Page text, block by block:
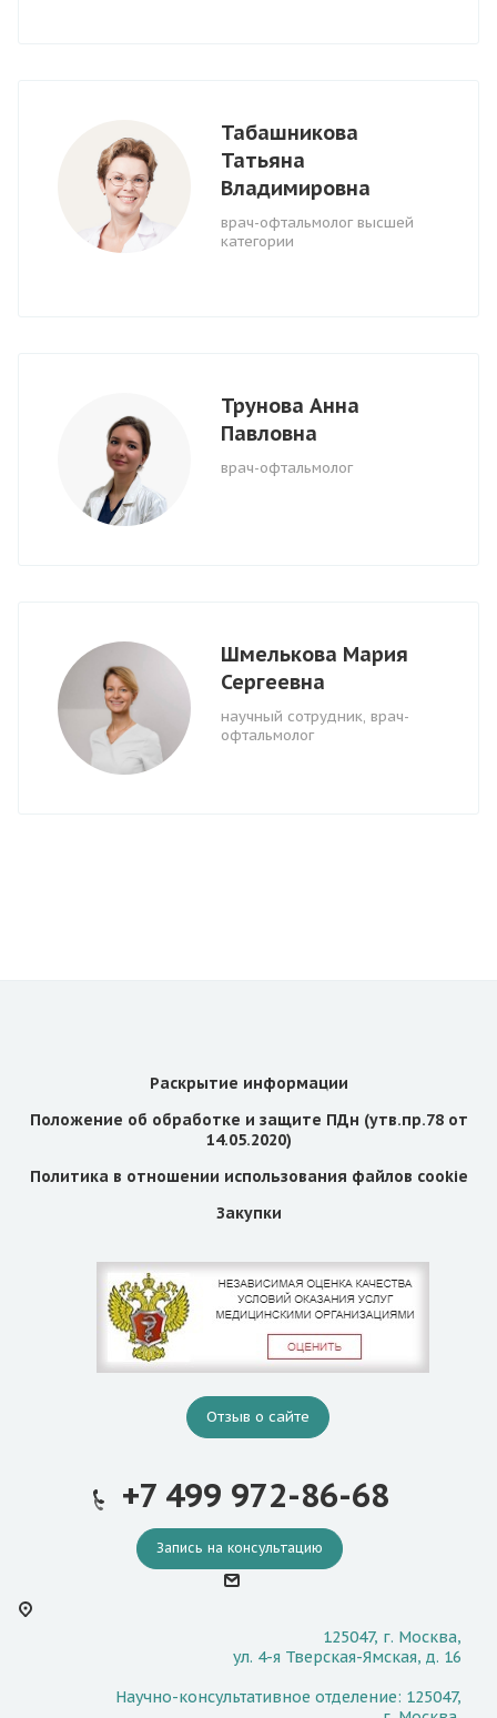
Табашникова
Татьяна
Владимировна
врач-офтальмолог высшей
категории
Трунова Анна
Павловна
врач-офтальмолог
Шмелькова Мария
Сергеевна
научный сотрудник, врач-
офтальмолог
Раскрытие информации
Положение об обработке и защите ПДн (утв.пр.78 от
14.05.2020)
Политика в отношении использования файлов cookie
Закупки
Отзыв о сайте
+7 499 972-86-68
Запись на консультацию
125047, г. Москва,
ул. 4-я Тверская-Ямская, д. 16
Научно-консультативное отделение: 125047,